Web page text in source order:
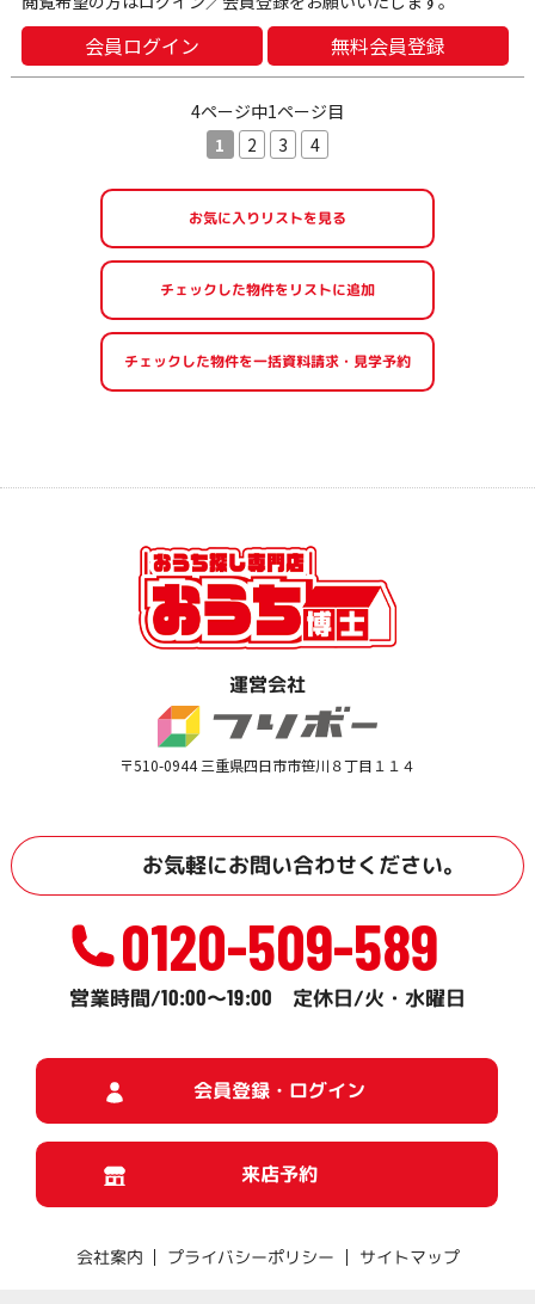
会員ログイン 無料会員登録
4ページ中1ページ目
1
2 3 4
お気に入りリストを見る
運営会社
〒510-0944 三重県四日市市笹川８丁目１１４
お気軽にお問い合わせください。
0120-509-589
営業時間/10:00～19:00 定休日/火・水曜日
会員登録・ログイン
来店予約
会社案内 プライバシーポリシー サイトマップ